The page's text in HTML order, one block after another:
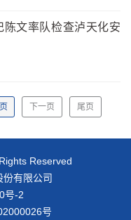
陈文率队检查泸天化安
页 下一页 尾页
Reserved
份有限公司
号-2
号